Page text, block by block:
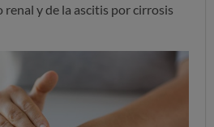
renal y de la ascitis por cirrosis